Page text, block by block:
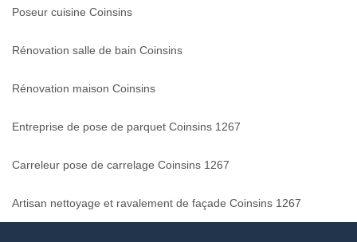
Poseur cuisine Coinsins
Rénovation salle de bain Coinsins
Rénovation maison Coinsins
Entreprise de pose de parquet Coinsins 1267
Carreleur pose de carrelage Coinsins 1267
Artisan nettoyage et ravalement de façade Coinsins 1267